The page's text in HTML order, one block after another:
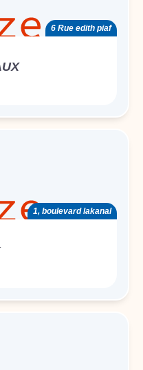
6 Rue edith piaf
1, boulevard lakanal